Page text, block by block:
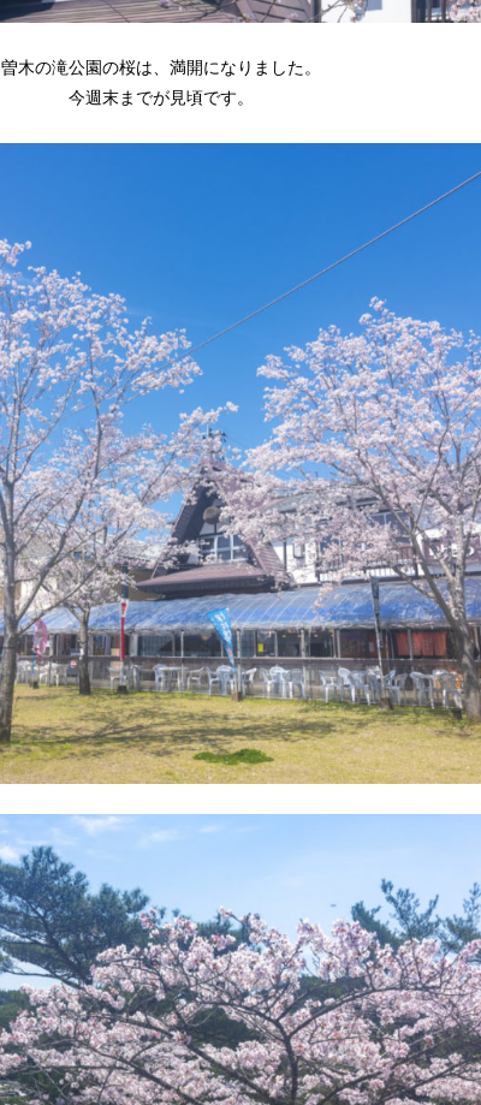
曽木の滝公園の桜は、満開になりました。
今週末までが見頃です。